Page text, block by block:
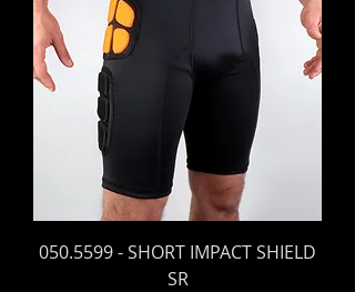
050.5599 - SHORT IMPACT SHIELD
SR